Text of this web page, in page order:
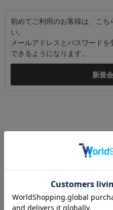
初めてご利用のお客様は、こち
い。
メールアドレスとパスワード
できるようになります。